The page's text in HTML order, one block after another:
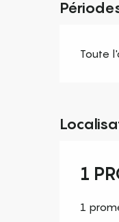
Toute
1
1